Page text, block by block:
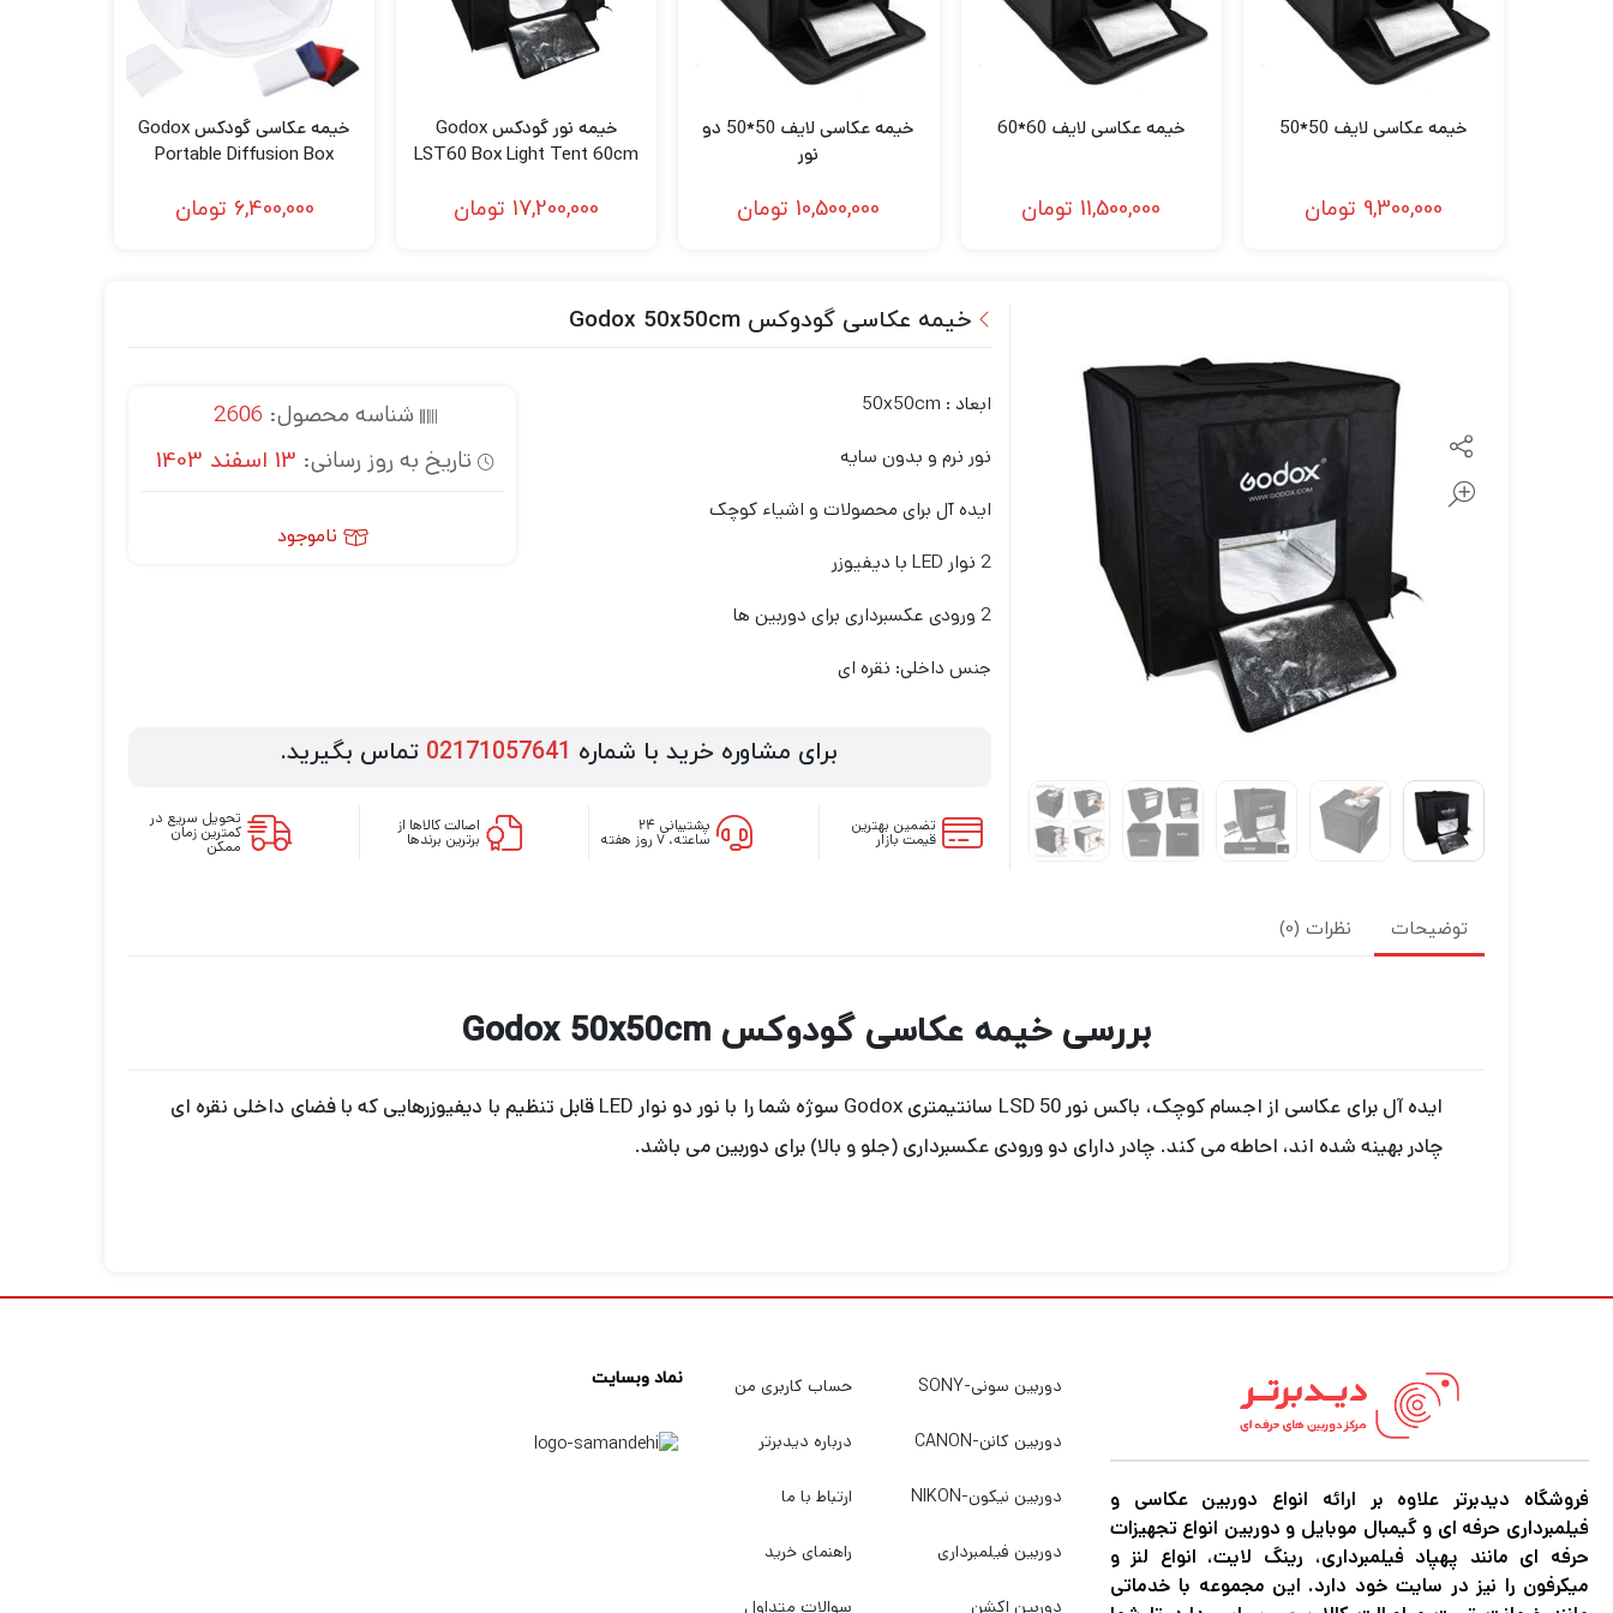
لنز سامیانگ-Samyang
لنز فوجی فیلم – FujiFilm
خیمه عکاسی لایف 50*50
9,300,000 تومان
خیمه عکاسی لایف 60*60
11,500,000 تومان
خیمه عکاسی لایف 50*50 دو
نور
10,500,000 تومان
خیمه نور گودکس Godox
LST60 Box Light Tent 60cm
17,200,000 تومان
خیمه عکاسی گودکس Godox
Portable Diffusion Box
6,400,000 تومان
خیمه عکاسی گودوکس Godox 50x50cm
ابعاد : 50x50cm
نور نرم و بدون سایه
ایده آل برای محصولات و اشیاء کوچک
2 نوار LED با دیفیوزر
2 ورودی عکسبرداری برای دوربین ها
جنس داخلی: نقره ای
شناسه محصول: 2606
تاریخ به روز رسانی: 13 اسفند 1403
ناموجود
برای مشاوره خرید با شماره 02171057641 تماس بگیرید.
تضمین بهترین
قیمت بازار
پشتیبانی ۲۴
ساعته، ۷ روز هفته
اصالت کالاها از
برترین برندها
تحویل سریع در
کمترین زمان
ممکن
توضیحات نظرات (0)
بررسی خیمه عکاسی گودوکس Godox 50x50cm
ایده آل برای عکاسی از اجسام کوچک، باکس نور LSD 50 سانتیمتری Godox سوژه شما را با نور دو نوار LED قابل تنظیم با دیفیوزرهایی که با فضای داخلی نقره ای
چادر بهینه شده اند، احاطه می کند. چادر دارای دو ورودی عکسبرداری (جلو و بالا) برای دوربین می باشد.
فروشگاه دیدبرتر علاوه بر ارائه انواع دوربین عکاسی و
فیلمبرداری حرفه ای و گیمبال موبایل و دوربین انواع تجهیزات
حرفه ای مانند پهپاد فیلمبرداری، رینگ لایت، انواع لنز و
میکرفون را نیز در سایت خود دارد. این مجموعه با خدماتی
دوربین سونی-SONY
دوربین کانن-CANON
دوربین نیکون-NIKON
دوربین فیلمبرداری
دوربین اکشن
حساب کاربری من
درباره دیدبرتر
ارتباط با ما
راهنمای خرید
سوالات متداول
نماد وبسایت